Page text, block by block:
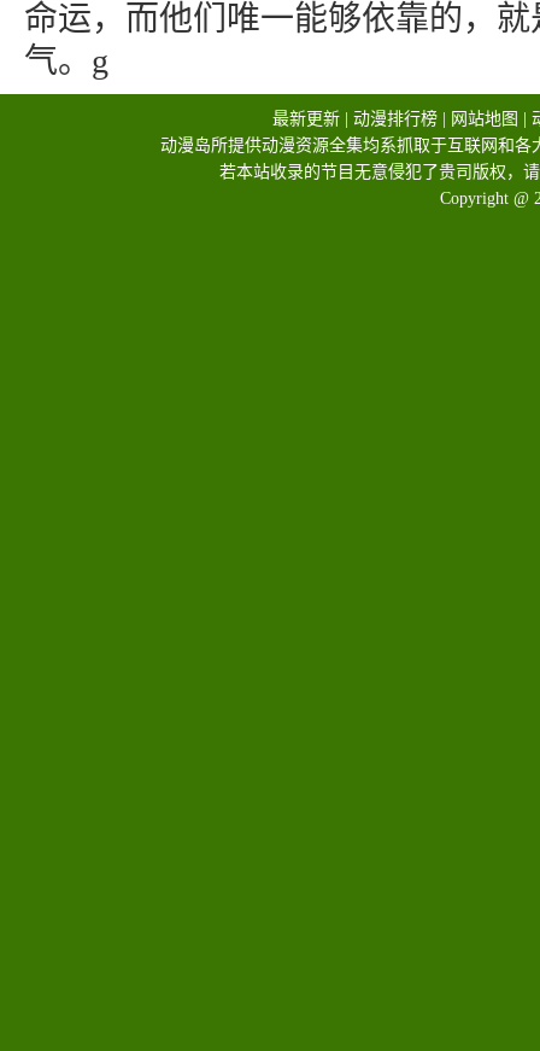
命运，而他们唯一能够依靠的，
气。g
最新更新 动漫排行榜 网站地图
动漫岛所提供动漫资源全集均系抓取于互联网和
若本站收录的节目无意侵犯了贵司版权，
Copyright @